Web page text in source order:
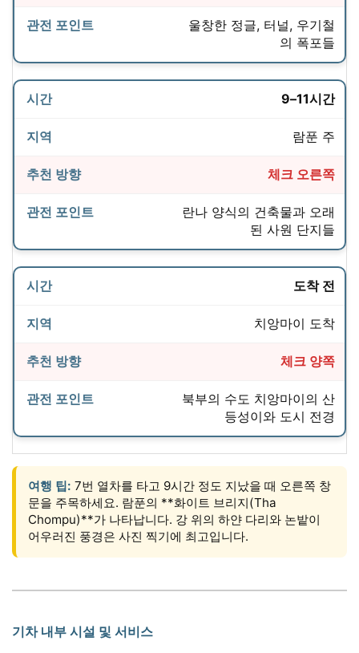
울창한 정글, 터널, 우기철
의 폭포들
9–11시간
람푼 주
체크 오른쪽
란나 양식의 건축물과 오래
된 사원 단지들
도착 전
치앙마이 도착
체크 양쪽
북부의 수도 치앙마이의 산
등성이와 도시 전경
여행 팁: 7번 열차를 타고 9시간 정도 지났을 때 오른쪽 창
문을 주목하세요. 람푼의 **화이트 브리지(Tha
Chompu)**가 나타납니다. 강 위의 하얀 다리와 논밭이
어우러진 풍경은 사진 찍기에 최고입니다.
기차 내부 시설 및 서비스